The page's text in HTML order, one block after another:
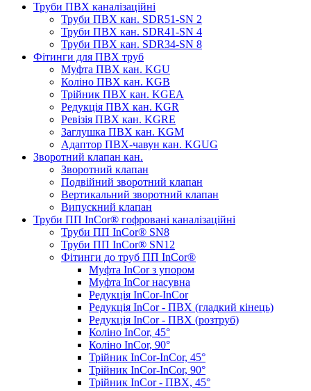
Труби ПВХ каналізаційні
Труби ПВХ кан. SDR51-SN 2
Труби ПВХ кан. SDR41-SN 4
Труби ПВХ кан. SDR34-SN 8
Фітинги для ПВХ труб
Муфта ПВХ кан. KGU
Коліно ПВХ кан. KGB
Трійник ПВХ кан. KGEA
Редукція ПВХ кан. KGR
Ревізія ПВХ кан. KGRE
Заглушка ПВХ кан. KGM
Адаптор ПВХ-чавун кан. KGUG
Зворотний клапан кан.
Зворотний клапан
Подвійний зворотний клапан
Вертикальний зворотний клапан
Випускний клапан
Труби ПП InCor® гофровані каналізаційні
Труби ПП InCor® SN8
Труби ПП InCor® SN12
Фітинги до труб ПП InCor®
Муфта InCor з упором
Муфта InCor насувна
Редукція InCor-InCor
Редукція InCor - ПВХ (гладкий кінець)
Редукція InCor - ПВХ (розтруб)
Коліно InCor, 45°
Коліно InCor, 90°
Трійник InCor-InCor, 45°
Трійник InCor-InCor, 90°
Трійник InCor - ПВХ, 45°